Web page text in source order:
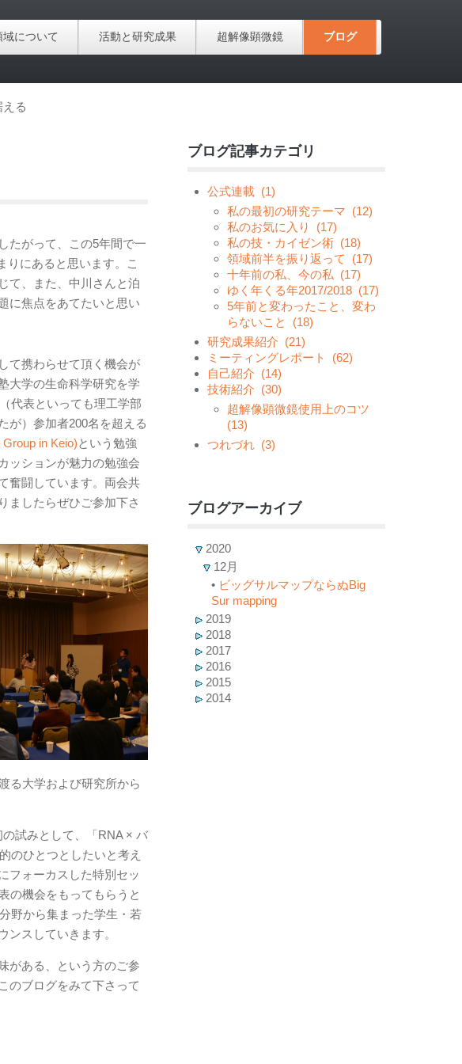
域について 活動と研究成果 超解像顕微鏡 ブログ
る
たがって、この5年間で一
りにあると思います。こ
て、また、中川さんと泊
に焦点をあてたいと思い
て携わらせて頂く機会が
大学の生命科学研究を学
代表といっても理工学部
が）参加者200名を超える
in Keio)という勉強
ッションが魅力の勉強会
奮闘しています。両会共
ましたらぜひご参加下さ
る大学および研究所から
試みとして、「RNA × バ
のひとつとしたいと考え
フォーカスした特別セッ
の機会をもってもらうと
野から集まった学生・若
スしていきます。
がある、という方のご参
のブログをみて下さって
ブログ記事カテゴリ
公式連載 (1)
私の最初の研究テーマ (12)
私のお気に入り
(17)
私の技・カイゼン術 (18)
領域前半を振り返って
(17)
十年前の私、今の私 (17)
ゆく年くる年2017/2018 (17)
5年前と変わったこと、変わ
らないこと
(18)
研究成果紹介 (21)
ミーティングレポート
(62)
自己紹介 (14)
技術紹介 (30)
超解像顕微鏡使用上のコツ
(13)
つれづれ (3)
ブログアーカイブ
2020
12月
• ビッグサルマップならぬBig
Sur mapping
2019
2018
2017
2016
2015
2014